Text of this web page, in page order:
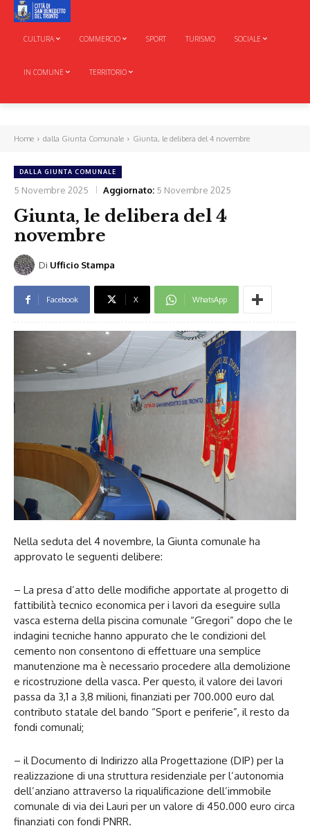
CULTURA COMMERCIO SPORT TURISMO SOCIALE
IN COMUNE TERRITORIO
Home dalla Giunta Comunale Giunta, le delibera del 4 novembre
DALLA GIUNTA COMUNALE
5 Novembre 2025 Aggiornato: 5 Novembre 2025
Giunta, le delibera del 4
novembre
Di Ufficio Stampa
Facebook X WhatsApp
Nella seduta del 4 novembre, la Giunta comunale ha
approvato le seguenti delibere:
– La presa d’atto delle modifiche apportate al progetto di
fattibilità tecnico economica per i lavori da eseguire sulla
vasca esterna della piscina comunale “Gregori” dopo che le
indagini tecniche hanno appurato che le condizioni del
cemento non consentono di effettuare una semplice
manutenzione ma è necessario procedere alla demolizione
e ricostruzione della vasca. Per questo, il valore dei lavori
passa da 3,1 a 3,8 milioni, finanziati per 700.000 euro dal
contributo statale del bando “Sport e periferie”, il resto da
fondi comunali;
– il Documento di Indirizzo alla Progettazione (DIP) per la
realizzazione di una struttura residenziale per l’autonomia
dell’anziano attraverso la riqualificazione dell’immobile
comunale di via dei Lauri per un valore di 450.000 euro circa
finanziati con fondi PNRR.